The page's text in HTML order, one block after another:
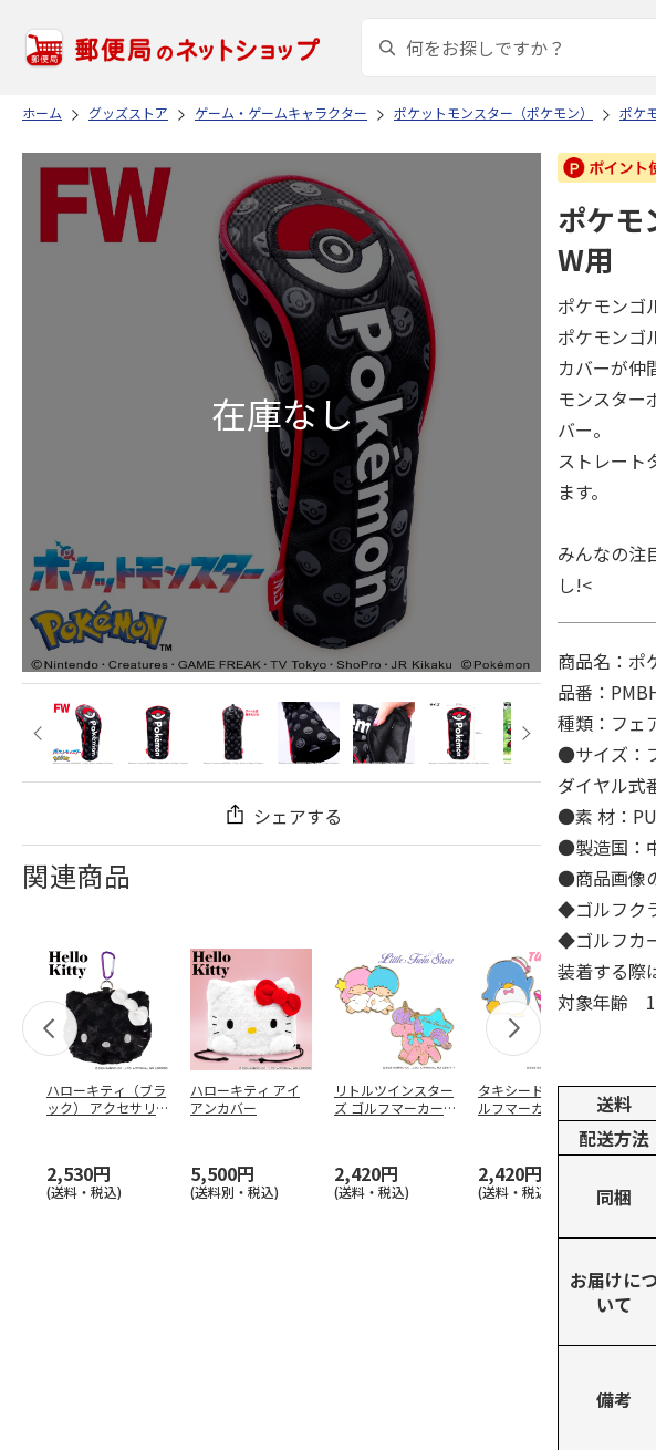
ホーム グッズストア ゲーム・ゲームキャラクター ポケットモンスター（ポケモン） ポケ
シェアする
関連商品
ハローキティ（ブラ
ック） アクセサリ
2,530円
(送料・税込)
ハローキティ アイ
アンカバー
5,500円
(送料別・税込)
リトルツインスター
ズ ゴルフマーカー
2,420円
(送料・税込)
タキシードサム ゴ
ルフマーカー
2,420円
(送料・税込)
レジ
とな
コバ
(送料
ポケ
W用
ポケモンゴ
ポケモンゴ
カバーが仲
モンスター
バー。
ストレート
ます。
みんなの注
し!<
商品名：ポ
品番：
種類：フェ
●サイズ：
ダイヤル式
●素 材：
●製造国：
●商品画像
◆ゴルフク
◆ゴルフカ
装着する際
対象年齢
送料
配送方法
同梱
お届けにつ
いて
備考